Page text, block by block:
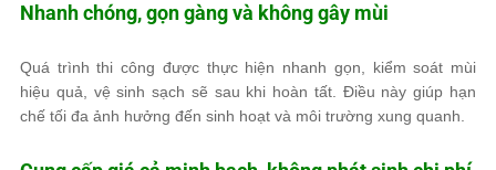
Nhanh chóng, gọn gàng và không gây mùi
Quá trình thi công được thực hiện nhanh gọn, kiểm soát mùi
hiệu quả, vệ sinh sạch sẽ sau khi hoàn tất. Điều này giúp hạn
chế tối đa ảnh hưởng đến sinh hoạt và môi trường xung quanh.